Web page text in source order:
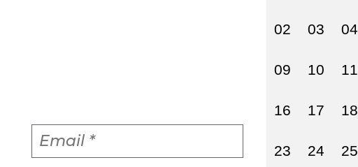
02 03 04
09 10 11
16 17 18
23 24 25